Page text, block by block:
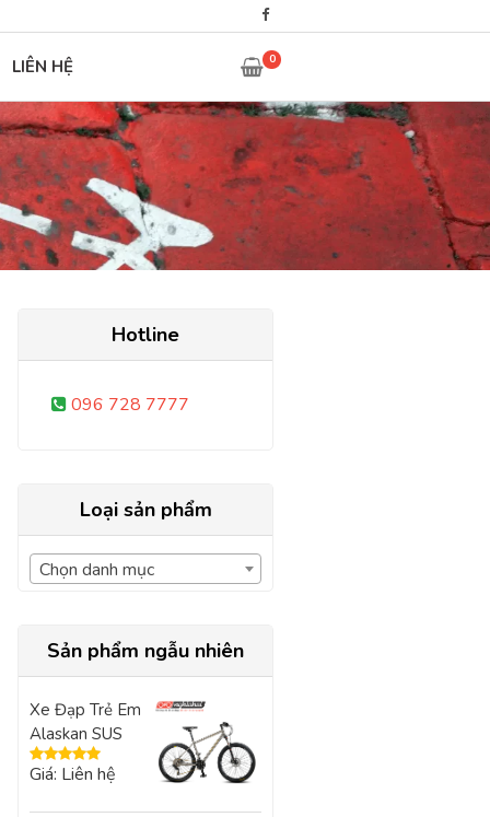
LIÊN HỆ 0
Hotline
096 728 7777
Loại sản phẩm
Chọn danh mục
Sản phẩm ngẫu nhiên
Xe Đạp Trẻ Em
Alaskan SUS
Được xếp
Giá: Liên hệ